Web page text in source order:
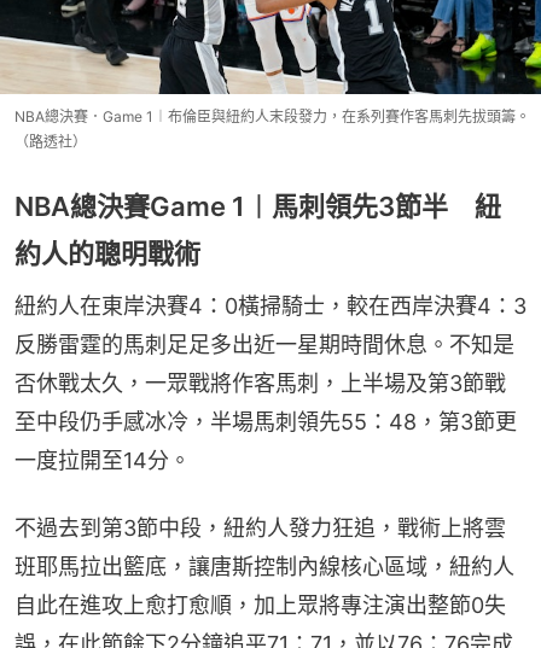
NBA總決賽．Game 1︱布倫臣與紐約人末段發力，在系列賽作客馬刺先拔頭籌。
（路透社）
NBA總決賽Game 1︱馬刺領先3節半 紐
約人的聰明戰術
紐約人在東岸決賽4：0橫掃騎士，較在西岸決賽4：3
反勝雷霆的馬刺足足多出近一星期時間休息。不知是
否休戰太久，一眾戰將作客馬刺，上半場及第3節戰
至中段仍手感冰冷，半場馬刺領先55：48，第3節更
一度拉開至14分。
不過去到第3節中段，紐約人發力狂追，戰術上將雲
班耶馬拉出籃底，讓唐斯控制內線核心區域，紐約人
自此在進攻上愈打愈順，加上眾將專注演出整節0失